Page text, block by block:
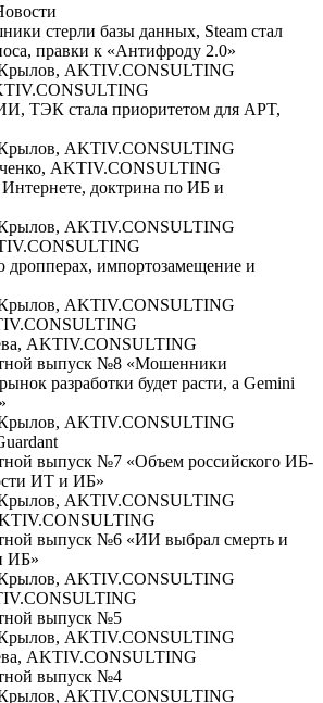
стерли базы данных, Steam стал
правки к «Антифроду 2.0»
AKTIV.CONSULTING
ТЭК стала приоритетом для APT,
AKTIV.CONSULTING
AKTIV.CONSULTING
доктрина по ИБ и
AKTIV.CONSULTING
дропперах, импортозамещение и
AKTIV.CONSULTING
AKTIV.CONSULTING
выпуск №8 «Мошенники
разработки будет расти, а Gemini
AKTIV.CONSULTING
выпуск №7 «Объем российского ИБ-
ИТ и ИБ»
AKTIV.CONSULTING
выпуск №6 «ИИ выбрал смерть и
ИБ»
AKTIV.CONSULTING
выпуск №5
AKTIV.CONSULTING
AKTIV.CONSULTING
выпуск №4
AKTIV.CONSULTING